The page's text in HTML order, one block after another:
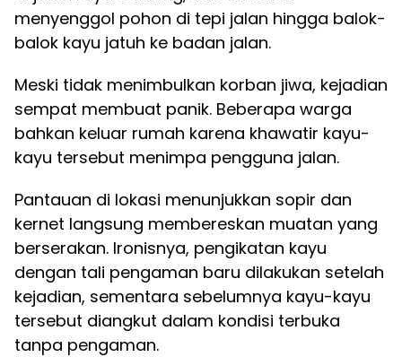
menyenggol pohon di tepi jalan hingga balok-
balok kayu jatuh ke badan jalan.
Meski tidak menimbulkan korban jiwa, kejadian
sempat membuat panik. Beberapa warga
bahkan keluar rumah karena khawatir kayu-
kayu tersebut menimpa pengguna jalan.
Pantauan di lokasi menunjukkan sopir dan
kernet langsung membereskan muatan yang
berserakan. Ironisnya, pengikatan kayu
dengan tali pengaman baru dilakukan setelah
kejadian, sementara sebelumnya kayu-kayu
tersebut diangkut dalam kondisi terbuka
tanpa pengaman.